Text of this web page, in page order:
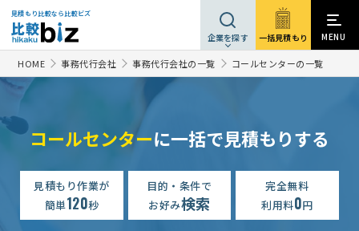
見積もり比較なら比較ビズ
企業を探す 一括見積もり MENU
HOME 事務代行会社 事務代行会社の一覧 コールセンターの一覧
コールセンターに一括で見積もりする
見積もり作業が
簡単120秒
目的・条件で
お好み検索
完全無料
利用料0円
【メンテナンス受付】コールセンターの見積もり依頼
コールセンターの見積もり依頼 月5万円まで 東京都